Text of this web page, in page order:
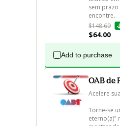
sem
encontre.
$148.69
$64.00
Add to purchase
OAB de
Acelere
Torne-se
eterno(a)"